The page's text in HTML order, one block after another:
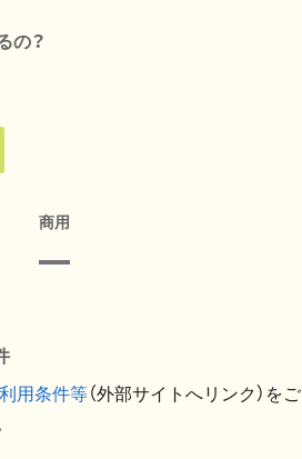
の？
商用
用条件等（外部サイトへリンク）をご